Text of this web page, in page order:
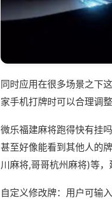
同时应用在很多场景之下
家手机打牌时可以合理调
微乐福建麻将跑得快有挂
甚至好像能看到其他人的
川麻将,哥哥杭州麻将)等，
自定义修改牌：用户可输